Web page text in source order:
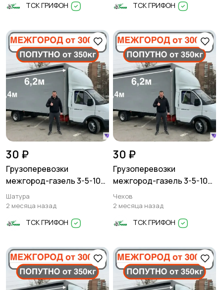
ТСК ГРИФОН ТСК ГРИФОН
30 ₽
Грузоперевозки
межгород-газель 3-5-10
тонн
Шатура
2 месяца назад
ТСК ГРИФОН
30 ₽
Грузоперевозки
межгород-газель 3-5-10
тонн
Чехов
2 месяца назад
ТСК ГРИФОН